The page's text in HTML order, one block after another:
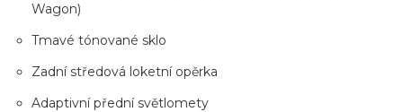
Wagon)
Tmavé tónované sklo
Zadní středová loketní opěrka
Adaptivní přední světlomety